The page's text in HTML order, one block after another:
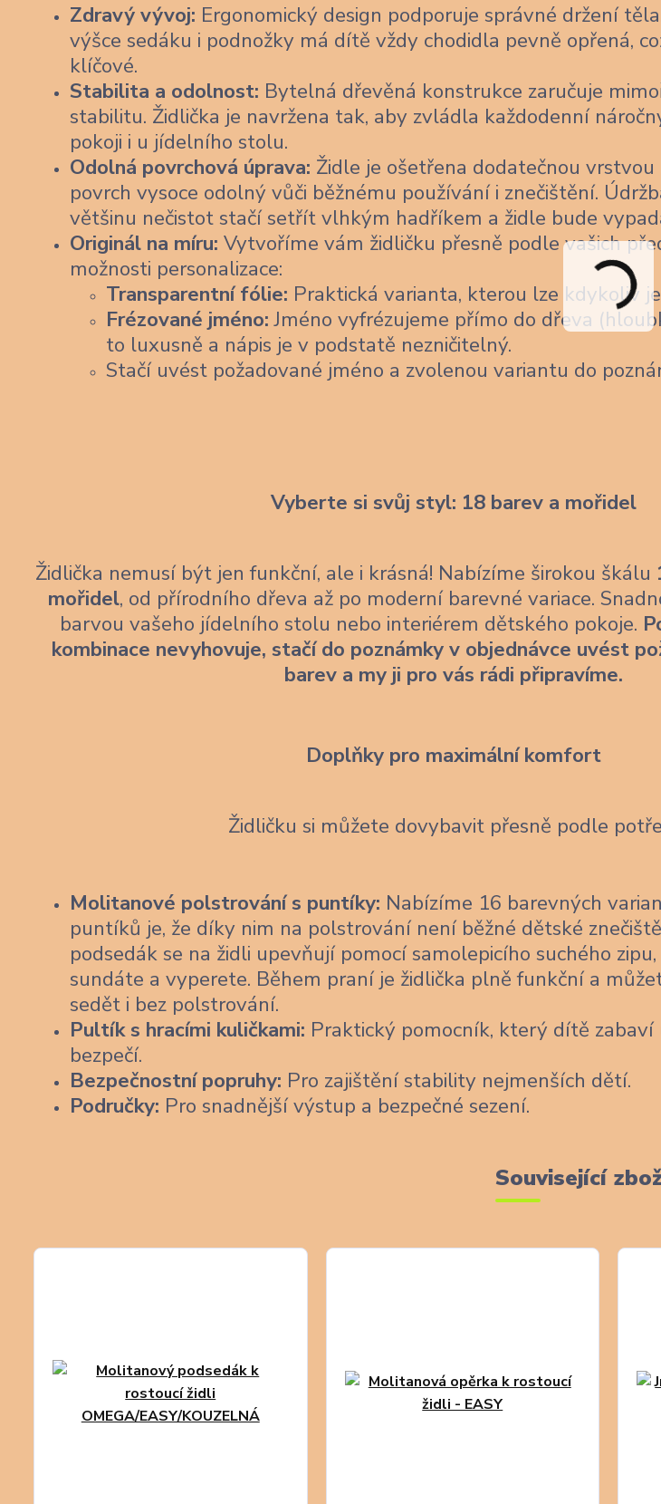
Zdravý vývoj: Ergonomický design podporuje správné držení
výšce sedáku i podnožky má dítě vždy chodidla pevně opřená,
klíčové.
Stabilita a odolnost: Bytelná dřevěná konstrukce zaručuje
stabilitu. Židlička je navržena tak, aby zvládla každodenní
pokoji i u jídelního stolu.
Odolná povrchová úprava: Židle je ošetřena dodatečnou
povrch vysoce odolný vůči běžnému používání i znečištění.
většinu nečistot stačí setřít vlhkým hadříkem a židle bude
Originál na míru: Vytvoříme vám židličku přesně podle vašich
možnosti personalizace:
Transparentní fólie: Praktická varianta, kterou lze kdykoliv
Frézované jméno:Jméno vyfrézujeme přímo do dřeva
to luxusně a nápis je v podstatě nezničitelný.
Stačí uvést požadované jméno a zvolenou variantu do
Vyberte si svůj styl: 18 barev a mořidel
Židlička nemusí být jen funkční, ale i krásná! Nabízíme širokou škálu
mořidel, od přírodního dřeva až po moderní barevné variace.
barvou vašeho jídelního stolu nebo interiérem dětského pokoje.
kombinace nevyhovuje, stačí do poznámky v objednávce uvést
barev a my ji pro vás rádi připravíme.
Doplňky pro maximální komfort
Židličku si můžete dovybavit přesně podle
Molitanové polstrování s puntíky: Nabízíme 16 barevných
puntíků je, že díky nim na polstrování není běžné dětské
podsedák se na židli upevňují pomocí samolepicího suchého
sundáte a vyperete. Během praní je židlička plně funkční a
sedět i bez polstrování.
Pultík s hracími kuličkami: Praktický pomocník, který dítě
bezpečí.
Bezpečnostní popruhy: Pro zajištění stability nejmenších dětí.
Područky: Pro snadnější výstup a bezpečné sezení.
Související